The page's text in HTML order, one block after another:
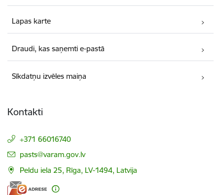
Lapas karte
Draudi, kas saņemti e-pastā
Sīkdatņu izvēles maiņa
Kontakti
+371 66016740
E-pasts:
pasts@varam.gov.lv
Peldu iela 25, Rīga, LV-1494, Latvija